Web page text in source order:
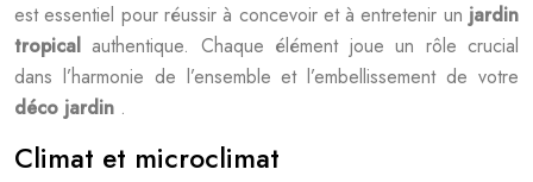
est essentiel pour réussir à concevoir et à entretenir un jardin
tropicalauthentique. Chaque élément joue un rôle crucial
dans l’harmonie de l’ensemble et l’embellissement de votre
déco jardin .
Climat et microclimat